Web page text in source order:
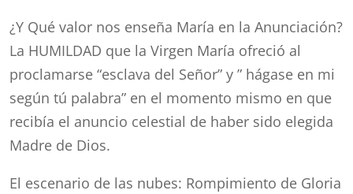
¿Y Qué valor nos enseña María en la Anunciación?
La HUMILDAD que la Virgen María ofreció al
proclamarse “esclava del Señor” y ” hágase en mi
según tú palabra” en el momento mismo en que
recibía el anuncio celestial de haber sido elegida
Madre de Dios.
El escenario de las nubes: Rompimiento de Gloria